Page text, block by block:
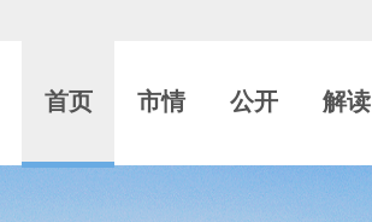
首页 市情 公开 解读